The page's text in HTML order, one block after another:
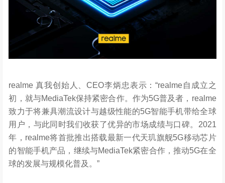
realme 真我创始人、CEO李炳忠表示：“realme自成立之
初，就与MediaTek保持紧密合作。作为5G普及者，realme
致力于将兼具潮流设计与越级性能的5G智能手机带给全球
用户，与此同时我们收获了优异的市场成绩与口碑。2021
年，realme将首批推出搭载最新一代天玑旗舰5G移动芯片
的智能手机产品，继续与MediaTek紧密合作，推动5G在全
球的发展与规模化普及。”